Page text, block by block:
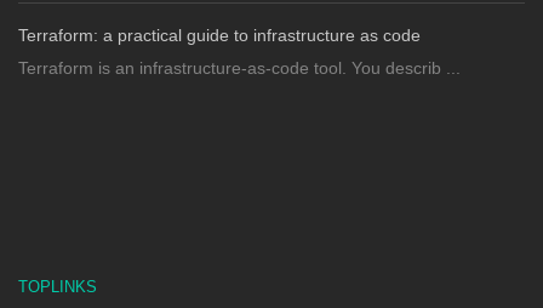
Terraform: a practical guide to infrastructure as code
Terraform is an infrastructure-as-code tool. You describ ...
TOPLINKS